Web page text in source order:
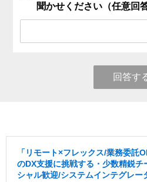
聞かせください（任意回答
回答す
「リモート×フレックス/業務委託
のDX支援に挑戦する・少数精鋭
シャル歓迎/システムインテグレー